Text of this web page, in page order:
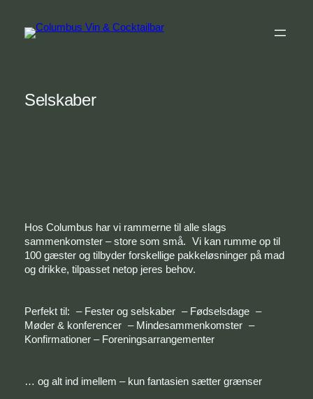
indhold
Selskaber
Hos Columbus har vi rammerne til alle slags
sammenkomster – store som små. Vi kan rumme op til
100 gæster og tilbyder forskellige pakkeløsninger på mad
og drikke, tilpasset netop jeres behov.
Perfekt til: – Fester og selskaber – Fødselsdage –
Møder & konferencer – Mindesammenkomster –
Konfirmationer – Foreningsarrangementer
… og alt ind imellem – kun fantasien sætter grænser